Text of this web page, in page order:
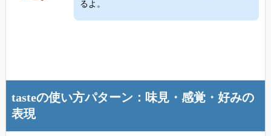
るよ。
tasteの使い方パターン：味見・感覚・好みの
表現